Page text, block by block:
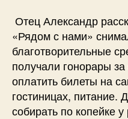
Отец Александр
«Рядом с нами»
благотворительные
получали гонорары
оплатить билеты на
гостиницах, питание.
собирать по копейке